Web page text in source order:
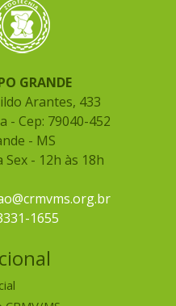
GRANDE
Arantes, 433
- Cep: 79040-452
- MS
- 12h às 18h
1655